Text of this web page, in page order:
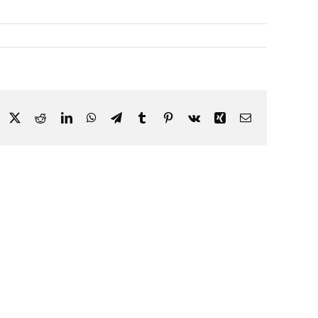
Facebook RedditLinkedInWhatsApp
TelegramTumblrPinterest
Vk Xing Correo